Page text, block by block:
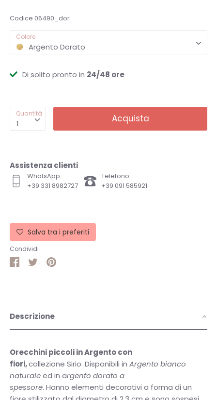
Codice 06490_dor
Colore
Argento Dorato
Di solito pronto in 24/48 ore
Quantità
1 Acquista
Assistenza clienti
WhatsApp:
+39 331 8982727
Telefono:
+39 091 585921
Salva tra i preferiti
Condividi
CondividiCondividi
Pin
Descrizione
Orecchini piccoli in Argento con
fiori,collezione Sirio. Disponibili in Argento bianco
naturaleed in argento dorato a
spessore. Hanno elementi decorativi a forma di un